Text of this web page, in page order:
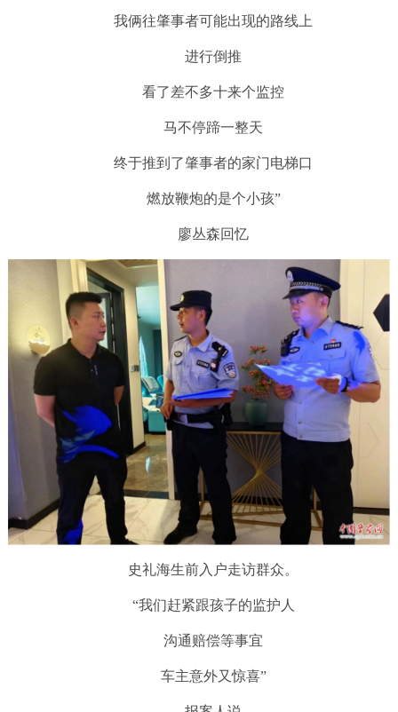
我俩往肇事者可能出现的路线上
进行倒推
看了差不多十来个监控
马不停蹄一整天
终于推到了肇事者的家门电梯口
燃放鞭炮的是个小孩”
廖丛森回忆
史礼海生前入户走访群众。
“我们赶紧跟孩子的监护人
沟通赔偿等事宜
车主意外又惊喜”